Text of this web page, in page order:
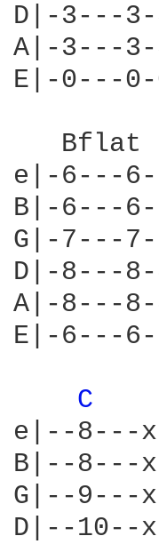
D|-3---3-
A|-3---
E|-0---
e|-6---
B|-6---
G|-7---
D|-8---
A|-8---
E|-6---
C
e|--8---
B|--8---
G|--9---
D|--10--